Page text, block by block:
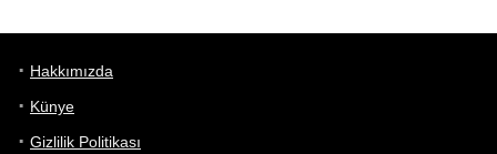
Hakkımızda
Künye
Gizlilik Politikası